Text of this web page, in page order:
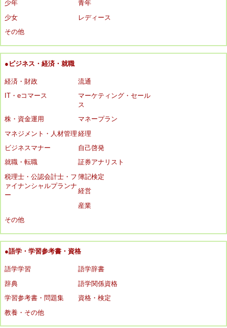
少年
青年
少女
レディース
その他
●ビジネス・経済・就職
経済・財政
流通
IT・eコマース
マーケティング・セール
ス
株・資金運用
マネープラン
マネジメント・人材管理 経理
ビジネスマナー
自己啓発
就職・転職
証券アナリスト
税理士・公認会計士・フ
ァイナンシャルプランナ
ー
簿記検定
経営
産業
その他
●語学・学習参考書・資格
語学学習
語学辞書
辞典
語学関係資格
学習参考書・問題集
資格・検定
教養・その他